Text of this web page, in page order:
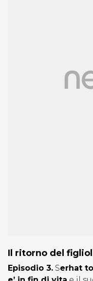
Il ritorno del
Episodio 3. Serhat